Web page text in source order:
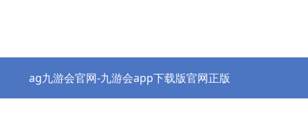
ag九游会官网-九游会app下载版官网正版